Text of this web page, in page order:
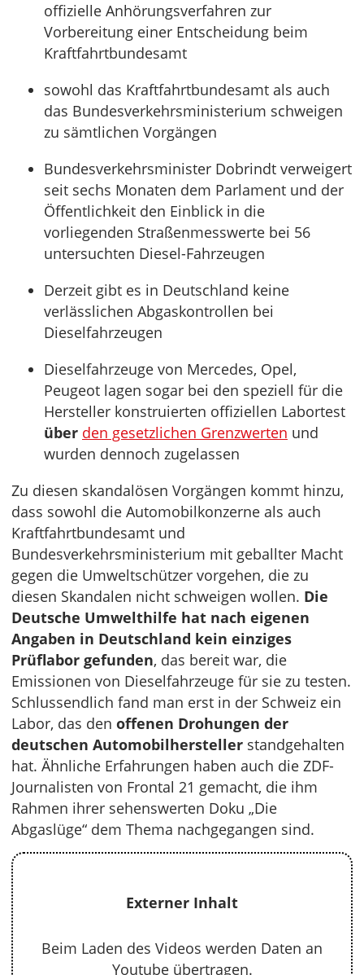
offizielle Anhörungsverfahren zur
Vorbereitung einer Entscheidung beim
Kraftfahrtbundesamt
sowohl das Kraftfahrtbundesamt als auch
das Bundesverkehrsministerium schweigen
zu sämtlichen Vorgängen
Bundesverkehrsminister Dobrindt verweigert
seit sechs Monaten dem Parlament und der
Öffentlichkeit den Einblick in die
vorliegenden Straßenmesswerte bei 56
untersuchten Diesel-Fahrzeugen
Derzeit gibt es in Deutschland keine
verlässlichen Abgaskontrollen bei
Dieselfahrzeugen
Dieselfahrzeuge von Mercedes, Opel,
Peugeot lagen sogar bei den speziell für die
Hersteller konstruierten offiziellen Labortest
über den gesetzlichen Grenzwerten und
wurden dennoch zugelassen
Zu diesen skandalösen Vorgängen kommt hinzu,
dass sowohl die Automobilkonzerne als auch
Kraftfahrtbundesamt und
Bundesverkehrsministerium mit geballter Macht
gegen die Umweltschützer vorgehen, die zu
diesen Skandalen nicht schweigen wollen. Die
Deutsche Umwelthilfe hat nach eigenen
Angaben in Deutschland kein einziges
Prüflabor gefunden, das bereit war, die
Emissionen von Dieselfahrzeuge für sie zu testen.
Schlussendlich fand man erst in der Schweiz ein
Labor, das den offenen Drohungen der
deutschen Automobilhersteller standgehalten
hat. Ähnliche Erfahrungen haben auch die ZDF-
Journalisten von Frontal 21 gemacht, die ihm
Rahmen ihrer sehenswerten Doku „Die
Abgaslüge“ dem Thema nachgegangen sind.
Externer Inhalt
Beim Laden des Videos werden Daten an
Youtube übertragen.